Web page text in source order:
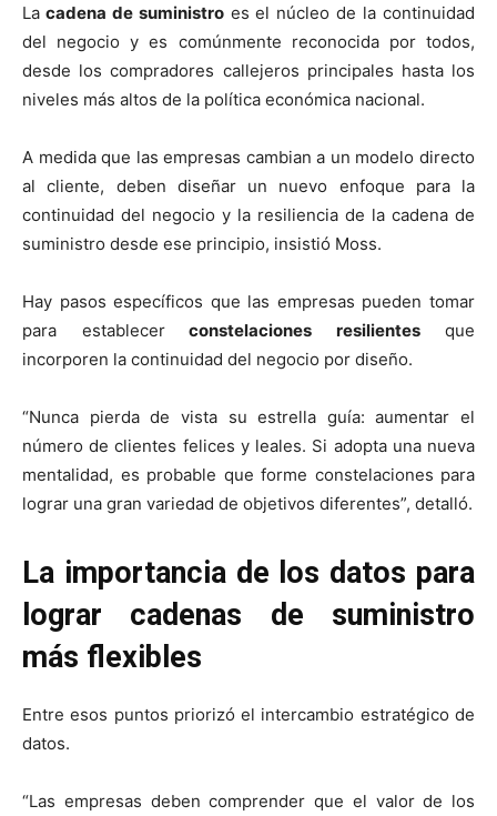
La cadena de suministroes el núcleo de la continuidad
del negocio y es comúnmente reconocida por todos,
desde los compradores callejeros principales hasta los
niveles más altos de la política económica nacional.
A medida que las empresas cambian a un modelo directo
al cliente, deben diseñar un nuevo enfoque para la
continuidad del negocio y la resiliencia de la cadena de
suministro desde ese principio, insistió Moss.
Hay pasos específicos que las empresas pueden tomar
para establecerconstelaciones resilientesque
incorporen la continuidad del negocio por diseño.
“Nunca pierda de vista su estrella guía: aumentar el
número de clientes felices y leales. Si adopta una nueva
mentalidad, es probable que forme constelaciones para
lograr una gran variedad de objetivos diferentes”, detalló.
La importancia de los datos para
lograr cadenas de suministro
más flexibles
Entre esos puntos priorizó el intercambio estratégico de
datos.
“Las empresas deben comprender que el valor de los